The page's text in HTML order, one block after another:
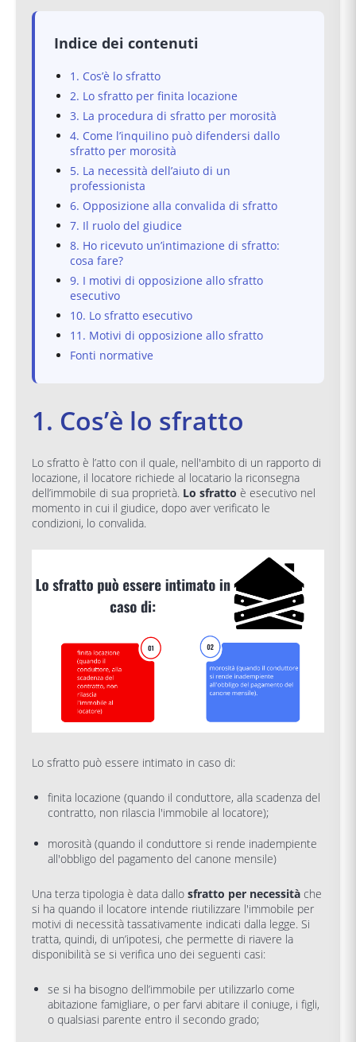
Indice dei contenuti
1. Cos’è lo sfratto
2. Lo sfratto per finita locazione
3. La procedura di sfratto per morosità
4. Come l’inquilino può difendersi dallo
sfratto per morosità
5. La necessità dell’aiuto di un
professionista
6. Opposizione alla convalida di sfratto
7. Il ruolo del giudice
8. Ho ricevuto un’intimazione di sfratto:
cosa fare?
9. I motivi di opposizione allo sfratto
esecutivo
10. Lo sfratto esecutivo
11. Motivi di opposizione allo sfratto
Fonti normative
1. Cos’è lo sfratto
Lo sfratto è l’atto con il quale, nell'ambito di un rapporto di
locazione, il locatore richiede al locatario la riconsegna
dell’immobile di sua proprietà. Lo sfratto è esecutivo nel
momento in cui il giudice, dopo aver verificato le
condizioni, lo convalida.
Lo sfratto può essere intimato in caso di:
finita locazione (quando il conduttore, alla scadenza del
contratto, non rilascia l'immobile al locatore);
morosità (quando il conduttore si rende inadempiente
all'obbligo del pagamento del canone mensile)
Una terza tipologia è data dallo sfratto per necessità che
si ha quando il locatore intende riutilizzare l'immobile per
motivi di necessità tassativamente indicati dalla legge. Si
tratta, quindi, di un’ipotesi, che permette di riavere la
disponibilità se si verifica uno dei seguenti casi:
se si ha bisogno dell’immobile per utilizzarlo come
abitazione famigliare, o per farvi abitare il coniuge, i figli,
o qualsiasi parente entro il secondo grado;